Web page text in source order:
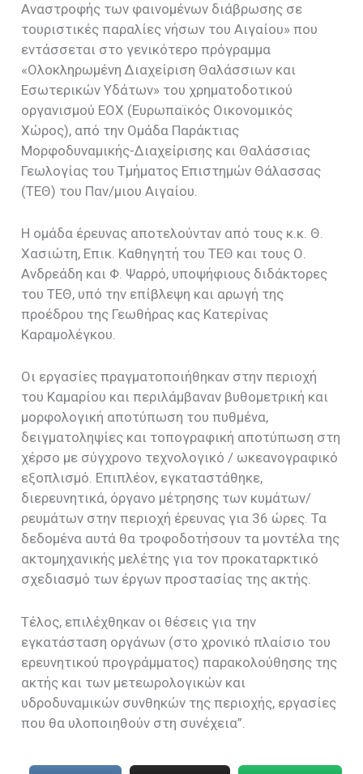
Αναστροφής των φαινομένων διάβρωσης σε
τουριστικές παραλίες νήσων του Αιγαίου» που
εντάσσεται στο γενικότερο πρόγραμμα
«Ολοκληρωμένη Διαχείριση Θαλάσσιων και
Εσωτερικών Υδάτων» του χρηματοδοτικού
οργανισμού ΕΟΧ (Ευρωπαϊκός Οικονομικός
Χώρος), από την Ομάδα Παράκτιας
Μορφοδυναμικής-Διαχείρισης και Θαλάσσιας
Γεωλογίας του Τμήματος Επιστημών Θάλασσας
(ΤΕΘ) του Παν/μιου Αιγαίου.
Η ομάδα έρευνας αποτελούνταν από τους κ.κ. Θ.
Χασιώτη, Επικ. Καθηγητή του ΤΕΘ και τους Ο.
Ανδρεάδη και Φ. Ψαρρό, υποψήφιους διδάκτορες
του ΤΕΘ, υπό την επίβλεψη και αρωγή της
προέδρου της Γεωθήρας κας Κατερίνας
Καραμολέγκου.
Οι εργασίες πραγματοποιήθηκαν στην περιοχή
του Καμαρίου και περιλάμβαναν βυθομετρική και
μορφολογική αποτύπωση του πυθμένα,
δειγματοληψίες και τοπογραφική αποτύπωση στη
χέρσο με σύγχρονο τεχνολογικό / ωκεανογραφικό
εξοπλισμό. Επιπλέον, εγκαταστάθηκε,
διερευνητικά, όργανο μέτρησης των κυμάτων/
ρευμάτων στην περιοχή έρευνας για 36 ώρες. Τα
δεδομένα αυτά θα τροφοδοτήσουν τα μοντέλα της
ακτομηχανικής μελέτης για τον προκαταρκτικό
σχεδιασμό των έργων προστασίας της ακτής.
Τέλος, επιλέχθηκαν οι θέσεις για την
εγκατάσταση οργάνων (στο χρονικό πλαίσιο του
ερευνητικού προγράμματος) παρακολούθησης της
ακτής και των μετεωρολογικών και
υδροδυναμικών συνθηκών της περιοχής, εργασίες
που θα υλοποιηθούν στη συνέχεια”.